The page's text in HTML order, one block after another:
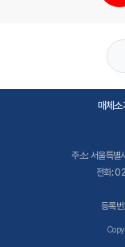
매체소
주소: 서울특별
전화:
등록